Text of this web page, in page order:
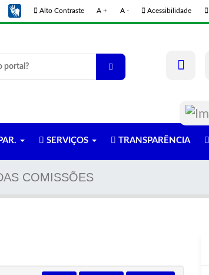
Alto Contraste A + A - Acessibilidade
SERVIÇOS TRANSPARÊNCIA
COMISSÕES